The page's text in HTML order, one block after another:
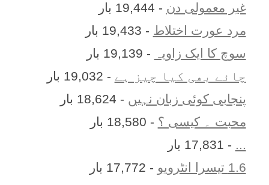
غیر معمولی دن - 19,444 بار
مرد عورت اختلاط - 19,433 بار
سوچ کا ایک زاویہ
- 19,139 بار
چائے بھی کیا چیز ہے - 19,032 بار
پنجابی کوئی زبان نہیں - 18,624 بار
محبت ۔ کیسی ؟ - 18,580 بار
... - 17,831 بار
1.6 تیسرا انٹرویو
- 17,772 بار